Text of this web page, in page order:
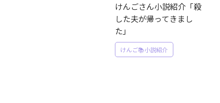
けんごさん小説紹介「殺
した夫が帰ってきまし
た」
けんご📚小説紹介